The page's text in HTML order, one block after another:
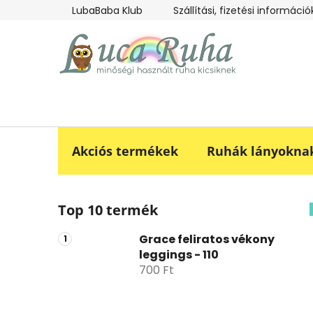
tartalomhoz
LubaBaba Klub Szállítási, fizetési
Akciós termékek Ruhák
l
d
a
Top 10 termék
Grace feliratos vékony
leggings - 110
700 Ft